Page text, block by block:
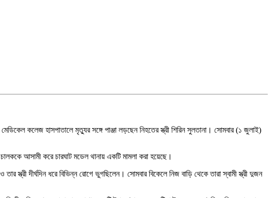
কলেজ হাসপাতালে মৃত্যুর সঙ্গে পাঞ্জা লড়ছেন নিহতের স্ত্রী শিরিন সুলতানা। সোমবার (১ জুলাই)
আসামী করে চারঘাট মডেল থানায় একটি মামলা করা হয়েছে।
স্ত্রী দীর্ঘদিন ধরে বিভিন্ন রোগে ভুগছিলেন। সোমবার বিকেলে নিজ বাড়ি থেকে তারা স্বামী স্ত্রী দুজন